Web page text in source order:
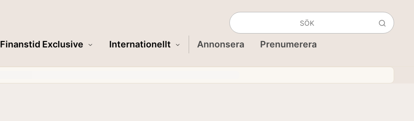
Finanstid Exclusive Internationellt Annonsera Prenumerera